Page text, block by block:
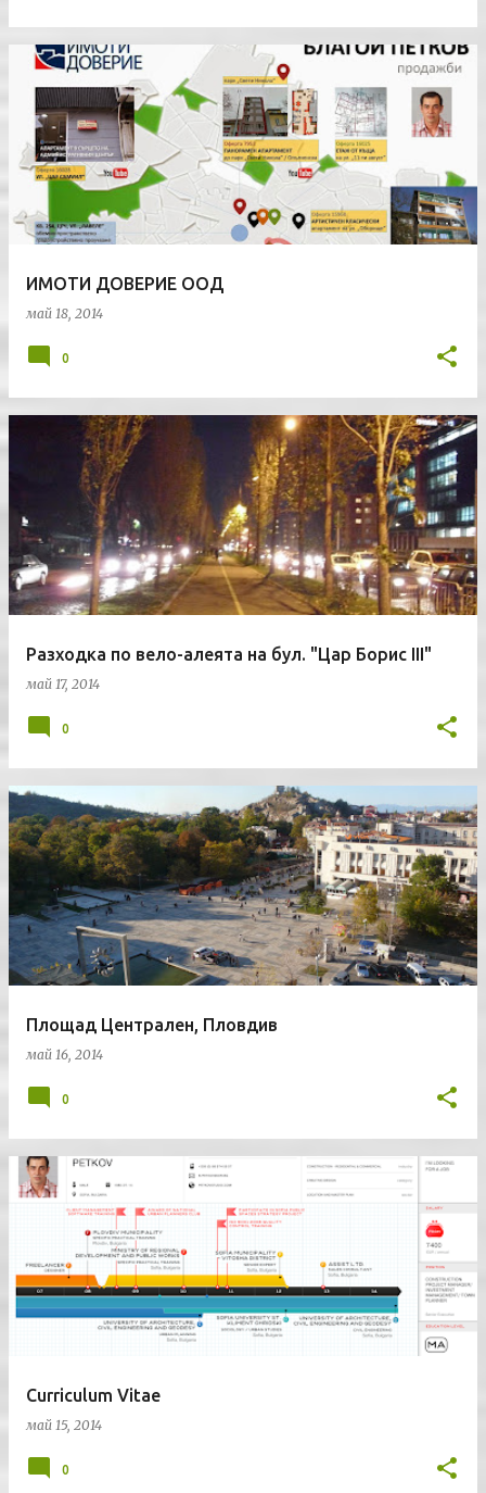
ИМОТИ ДОВЕРИЕ ООД
май 18, 2014
0
Разходка по вело-алеята на бул. "Цар Борис III"
май 17, 2014
0
Площад Централен, Пловдив
май 16, 2014
0
Curriculum Vitae
май 15, 2014
0